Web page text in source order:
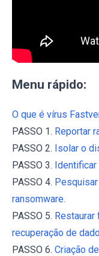
Menu rápido:
O que é vírus
PASSO 1. Reportar
PASSO 2. Isolar o
PASSO 3. Identificar
PASSO 4.
ransomware.
PASSO 5.
recuperação de
PASSO 6. Criação